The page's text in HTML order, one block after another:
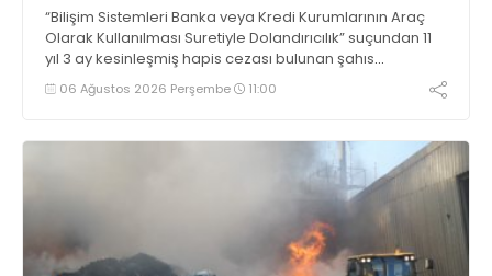
“Bilişim Sistemleri Banka veya Kredi Kurumlarının Araç
Olarak Kullanılması Suretiyle Dolandırıcılık” suçundan 11
yıl 3 ay kesinleşmiş hapis cezası bulunan şahıs
yakalandı
06 Ağustos 2026 Perşembe 11:00